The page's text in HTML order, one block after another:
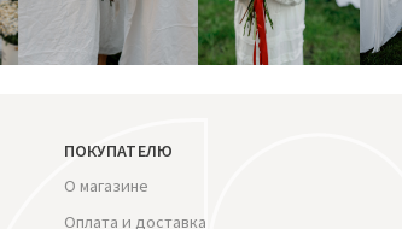
ПОКУПАТЕЛЮ
О магазине
Оплата и доставка